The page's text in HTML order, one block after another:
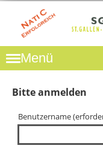
Menü
Bitte anmelden
Benutzername